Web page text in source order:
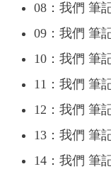
08：我們 筆
09：我們 筆
10：我們 筆
11：我們 筆
12：我們 筆
13：我們 筆
14：我們 筆